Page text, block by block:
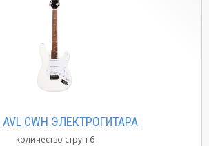
AVL CWH ЭЛЕКТРОГИТАРА
количество струн 6